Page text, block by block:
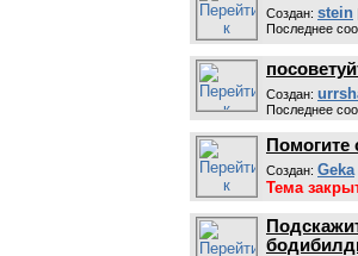
Cоздан: stein
Последнее
Cоздан:
Последнее
Помогите
Cоздан: Geka
Тема